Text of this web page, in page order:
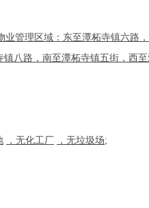
业管理区域：东至潭柘寺镇六路
八路，南至潭柘寺镇五街，西
，无化工厂 ，无垃圾场;